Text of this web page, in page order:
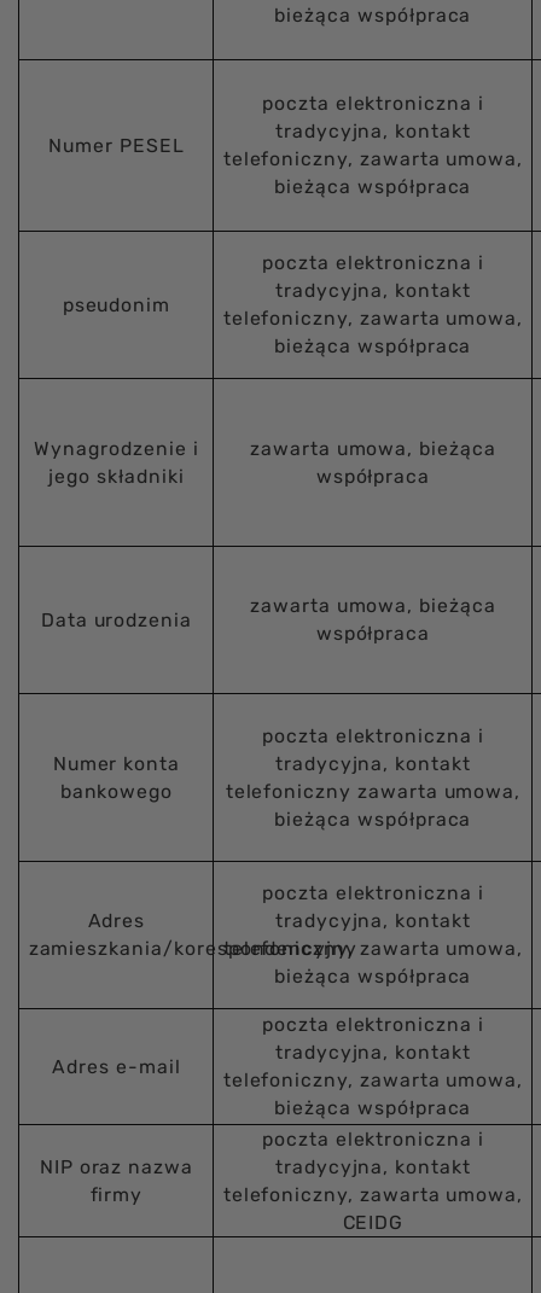
bieżąca współpraca
Numer PESEL
poczta elektroniczna i
tradycyjna, kontakt
telefoniczny, zawarta umowa,
bieżąca współpraca
pseudonim
poczta elektroniczna i
tradycyjna, kontakt
telefoniczny, zawarta umowa,
bieżąca współpraca
Wynagrodzenie i
jego składniki
zawarta umowa, bieżąca
współpraca
Data urodzenia
zawarta umowa, bieżąca
współpraca
Numer konta
bankowego
poczta elektroniczna i
tradycyjna, kontakt
telefoniczny zawarta umowa,
bieżąca współpraca
Adres
zamieszkania/korespondencyjny
poczta elektroniczna i
tradycyjna, kontakt
telefoniczny, zawarta umowa,
bieżąca współpraca
Adres e-mail
poczta elektroniczna i
tradycyjna, kontakt
telefoniczny, zawarta umowa,
bieżąca współpraca
NIP oraz nazwa
firmy
poczta elektroniczna i
tradycyjna, kontakt
telefoniczny, zawarta umowa,
CEIDG